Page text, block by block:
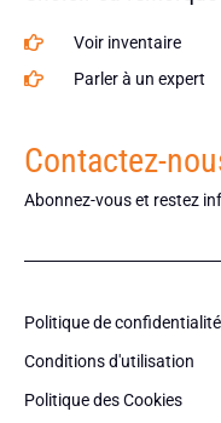
Voir inventaire
Parler à un expert
Contactez-
Abonnez-vous et restez
Politique de confidentialité
Conditions d'utilisation
Politique des Cookies